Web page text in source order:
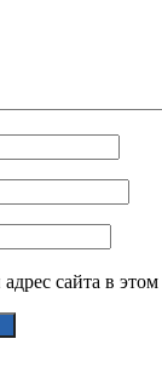
сайта в